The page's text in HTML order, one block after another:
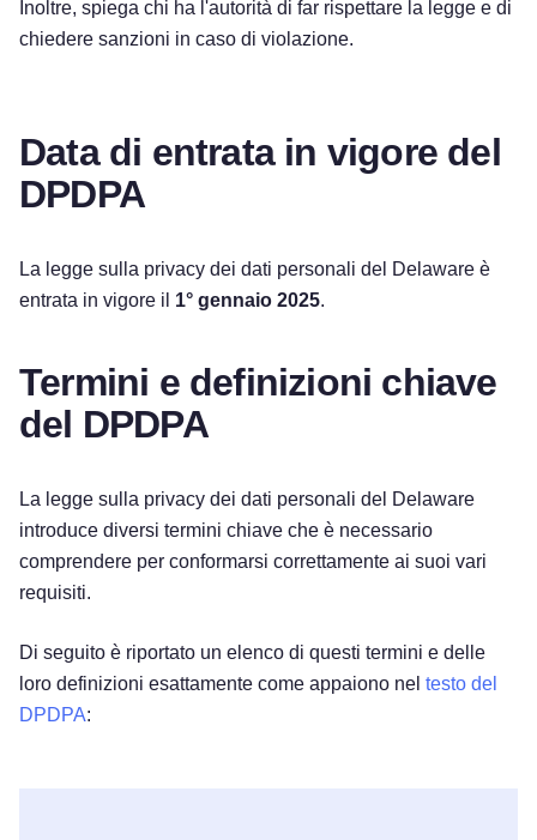
Inoltre, spiega chi ha l'autorità di far rispettare la legge e di
chiedere sanzioni in caso di violazione.
Data di entrata in vigore del
DPDPA
La legge sulla privacy dei dati personali del Delaware è
entrata in vigore il 1° gennaio 2025.
Termini e definizioni chiave
del DPDPA
La legge sulla privacy dei dati personali del Delaware
introduce diversi termini chiave che è necessario
comprendere per conformarsi correttamente ai suoi vari
requisiti.
Di seguito è riportato un elenco di questi termini e delle
loro definizioni esattamente come appaiono nel testo del
DPDPA: